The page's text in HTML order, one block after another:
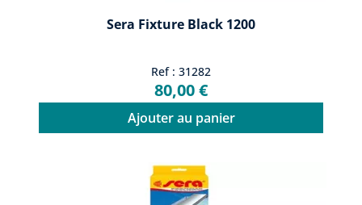
Sera Fixture Black 1200
Ref : 31282
80,00 €
Ajouter au panier